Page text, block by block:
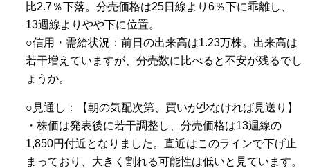
比2.7％下落。分売価格は25日線より6％下に乖離し、
13週線よりやや下に位置。
○信用・需給状況：前日の出来高は1.23万株。出来高は
若干増えていますが、分売数に比べると不安が残るでし
ょうか。
○見通し：【朝の気配次第、買いが少なければ見送り】
・株価は発表後に若干調整し、分売価格は13週線の
1,850円付近となりました。直近はこのラインで下げ止
まっており、大きく割れる可能性は低いと見ています。